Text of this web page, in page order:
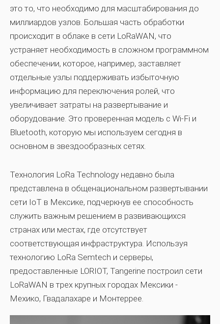
это то, что необходимо для масштабирования до
миллиардов узлов. Большая часть обработки
происходит в облаке в сети LoRaWAN, что
устраняет необходимость в сложном программном
обеспечении, которое, например, заставляет
отдельные узлы поддерживать избыточную
информацию для переключения ролей, что
увеличивает затраты на развертывание и
оборудование. Это проверенная модель с Wi-Fi и
Bluetooth, которую мы используем сегодня в
основном в звездообразных сетях.
Технология LoRa Technology недавно была
представлена ​​в общенациональном развертывании
сети IoT в Мексике, подчеркнув ее способность
служить важным решением в развивающихся
странах или местах, где отсутствует
соответствующая инфраструктура. Используя
технологию LoRa Semtech и серверы,
предоставленные LORIOT, Tangerine построил сети
LoRaWAN в трех крупных городах Мексики -
Мехико, Гвадалахаре и Монтеррее.